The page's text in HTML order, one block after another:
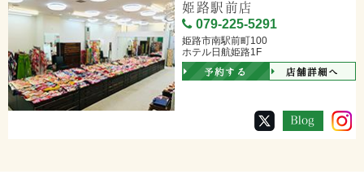
姫路駅前店
079-225-5291
姫路市南駅前町100
ホテル日航姫路1F
予約する 店舗詳細へ